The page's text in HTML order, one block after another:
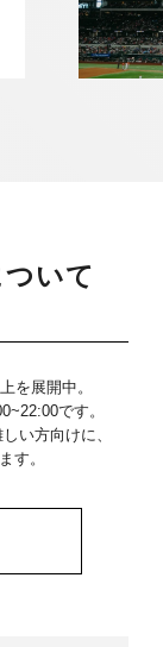
ついて
を展開中。
です。
い方向けに、
す。